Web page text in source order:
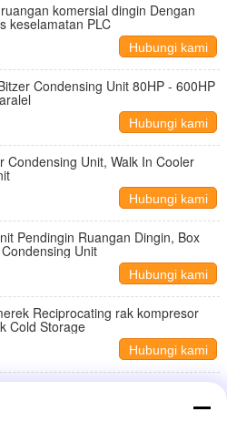
komersial dingin Dengan
keselamatan PLC
Hubungi kami
Condensing Unit 80HP - 600HP
Hubungi kami
Condensing Unit, Walk In Cooler
Hubungi kami
Pendingin Ruangan Dingin, Box
Unit
Hubungi kami
Reciprocating rak kompresor
Cold Storage
Hubungi kami
Walk In Freezer